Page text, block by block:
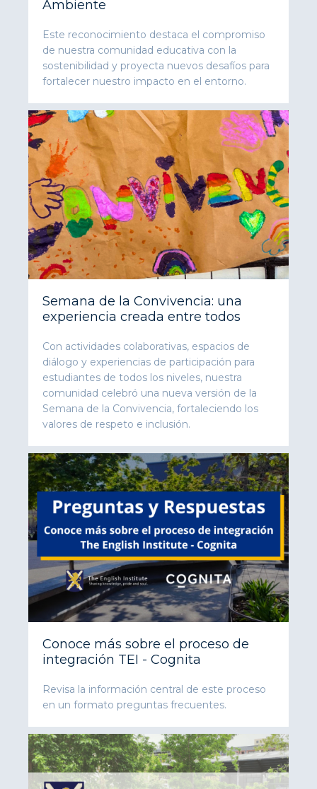
Ambiente
Este reconocimiento destaca el compromiso
de nuestra comunidad educativa con la
sostenibilidad y proyecta nuevos desafíos para
fortalecer nuestro impacto en el entorno.
Semana de la Convivencia: una
experiencia creada entre todos
Con actividades colaborativas, espacios de
diálogo y experiencias de participación para
estudiantes de todos los niveles, nuestra
comunidad celebró una nueva versión de la
Semana de la Convivencia, fortaleciendo los
valores de respeto e inclusión.
Conoce más sobre el proceso de
integración TEI - Cognita
Revisa la información central de este proceso
en un formato preguntas frecuentes.